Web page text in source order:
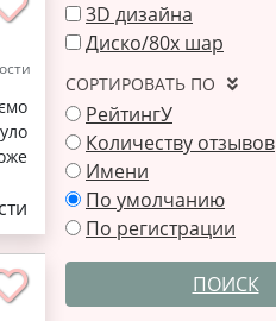
3D дизайна
Диско/80x шар
СОРТИРОВАТЬ ПО
РейтингУ
Количеству отзывов
Имени
По умолчанию
По регистрации
ПОИСК